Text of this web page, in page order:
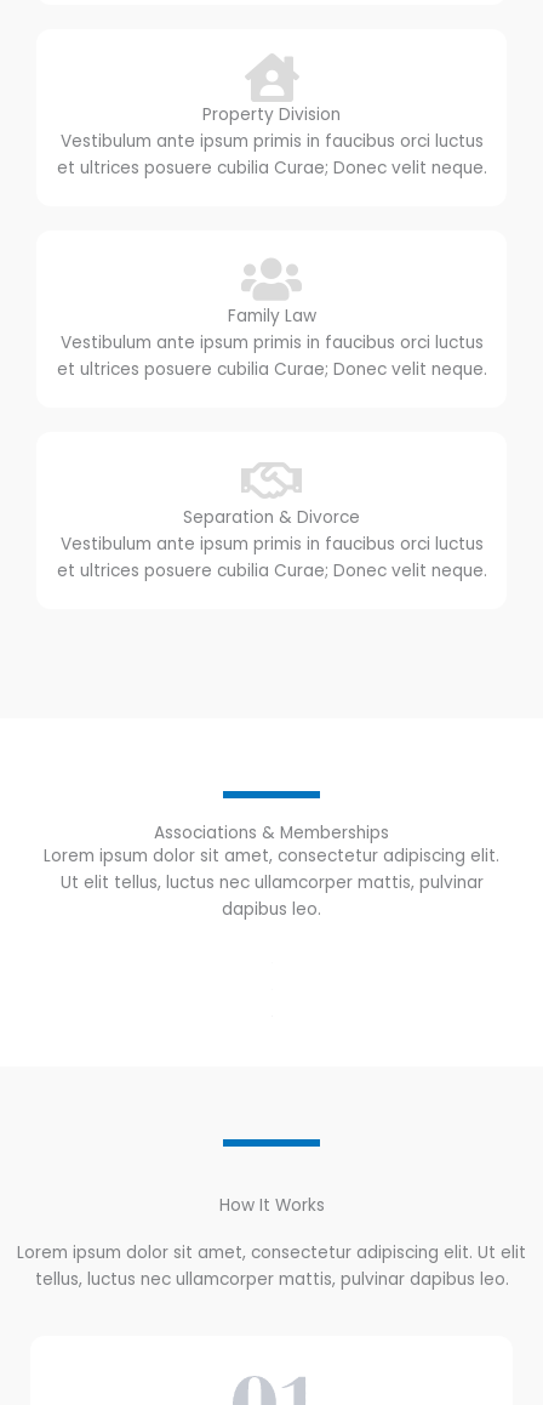
Property Division
Vestibulum ante ipsum primis in faucibus orci luctus
et ultrices posuere cubilia Curae; Donec velit neque.
Family Law
Vestibulum ante ipsum primis in faucibus orci luctus
et ultrices posuere cubilia Curae; Donec velit neque.
Separation & Divorce
Vestibulum ante ipsum primis in faucibus orci luctus
et ultrices posuere cubilia Curae; Donec velit neque.
Associations & Memberships
Lorem ipsum dolor sit amet, consectetur adipiscing elit.
Ut elit tellus, luctus nec ullamcorper mattis, pulvinar
dapibus leo.
How It Works
Lorem ipsum dolor sit amet, consectetur adipiscing elit. Ut elit
tellus, luctus nec ullamcorper mattis, pulvinar dapibus leo.